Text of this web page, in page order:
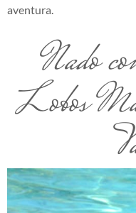
aventura.
Nado
Lobos